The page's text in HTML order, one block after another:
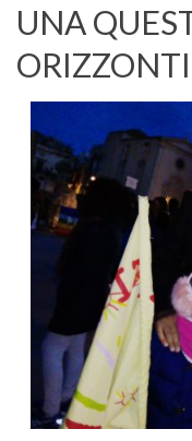
UNA
ORIZZONTI